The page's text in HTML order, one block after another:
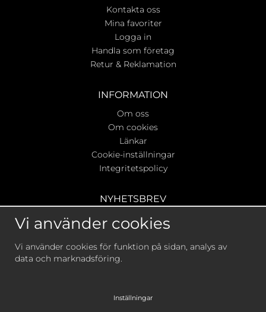
Kontakta oss
Mina favoriter
Logga in
Handla som företag
Retur & Reklamation
INFORMATION
Om oss
Om cookies
Länkar
Cookie-inställningar
Integritetspolicy
NYHETSBREV
Ta del av våra bästa erbjudanden & nyheter!
De uppgifter du matar in kommer endast användas till
Vi använder cookies
Vi använder cookies för funktion på sidan, analys av
data och marknadsföring.
Inställningar